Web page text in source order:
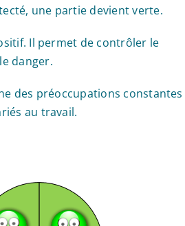
une partie devient verte.
Il permet de contrôler le
danger.
des préoccupations constantes
au travail.